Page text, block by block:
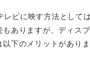
レビに映す方法として
もありますが、ディス
下のメリットがありま